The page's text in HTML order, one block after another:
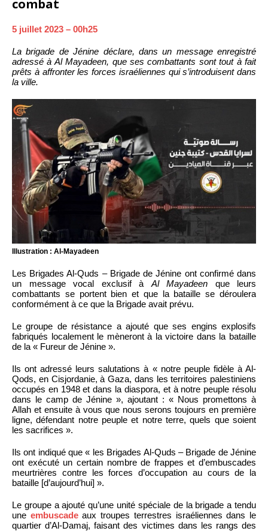
combat
5 juillet 2023 – 00h25
La brigade de Jénine déclare, dans un message enregistré
adressé à Al Mayadeen, que ses combattants sont tout à fait
prêts à affronter les forces israéliennes qui s’introduisent dans
la ville.
Illustration : Al-Mayadeen
Les Brigades Al-Quds – Brigade de Jénine ont confirmé dans
un message vocal exclusif à Al Mayadeen que leurs
combattants se portent bien et que la bataille se déroulera
conformément à ce que la Brigade avait prévu.
Le groupe de résistance a ajouté que ses engins explosifs
fabriqués localement le mèneront à la victoire dans la bataille
de la « Fureur de Jénine ».
Ils ont adressé leurs salutations à « notre peuple fidèle à Al-
Qods, en Cisjordanie, à Gaza, dans les territoires palestiniens
occupés en 1948 et dans la diaspora, et à notre peuple résolu
dans le camp de Jénine », ajoutant : « Nous promettons à
Allah et ensuite à vous que nous serons toujours en première
ligne, défendant notre peuple et notre terre, quels que soient
les sacrifices ».
Ils ont indiqué que « les Brigades Al-Quds – Brigade de Jénine
ont exécuté un certain nombre de frappes et d’embuscades
meurtrières contre les forces d’occupation au cours de la
bataille [d’aujourd’hui] ».
Le groupe a ajouté qu’une unité spéciale de la brigade a tendu
une embuscadeaux troupes terrestres israéliennes dans le
quartier d’Al-Damaj, faisant des victimes dans les rangs des